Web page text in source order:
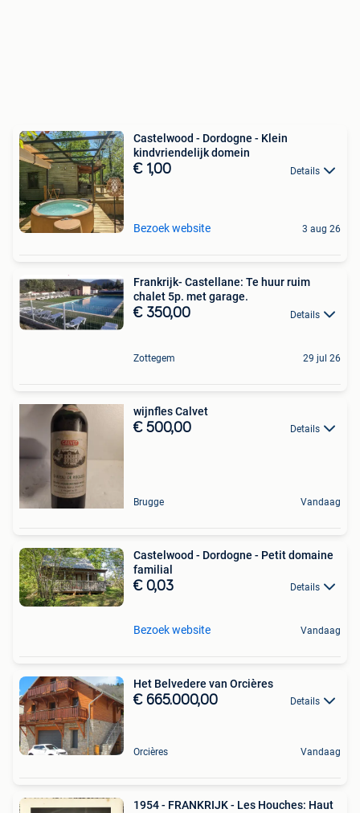
Castelwood - Dordogne - Klein
kindvriendelijk domein
€ 1,00 Details
Bezoek website 3 aug 26
Frankrijk- Castellane: Te huur ruim
chalet 5p. met garage.
€ 350,00 Details
Zottegem 29 jul 26
wijnfles Calvet
€ 500,00 Details
Brugge Vandaag
Castelwood - Dordogne - Petit domaine
familial
€ 0,03 Details
Bezoek website Vandaag
Het Belvedere van Orcières
€ 665.000,00 Details
Orcières Vandaag
1954 - FRANKRIJK - Les Houches: Haut